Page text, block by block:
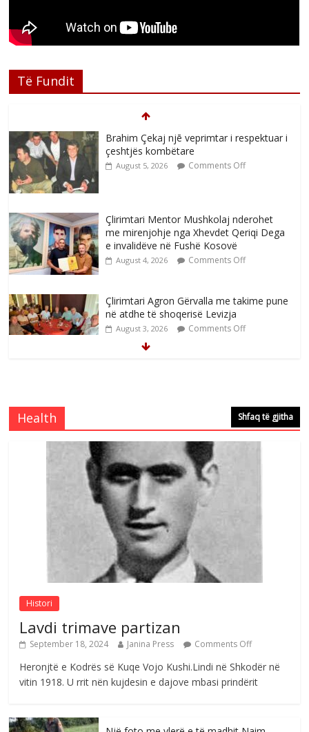
Të Fundit
Brahim Çekaj njē veprimtar i respektuar i
çeshtjës kombëtare
August 5, 2026 Comments Off
Çlirimtari Mentor Mushkolaj nderohet
me mirenjohje nga Xhevdet Qeriqi Dega
e invalidëve në Fushë Kosovë
August 4, 2026 Comments Off
Çlirimtari Agron Gërvalla me takime pune
në atdhe të shoqerisë Levizja
August 3, 2026 Comments Off
Comments Off
S’mbaj inat me asnjëri -Ganimete Jakupi
poete e respektuar
August 3, 2026 Comments Off
Nga Elmije Ajazi e nderuar
August 5, 2026 Comments Off
Health Shfaq të gjitha
Histori
Lavdi trimave partizan
September 18, 2024 Janina Press Comments Off
Heronjtë e Kodrës së Kuqe Vojo Kushi.Lindi në Shkodër në
vitin 1918. U rrit nën kujdesin e dajove mbasi prindërit